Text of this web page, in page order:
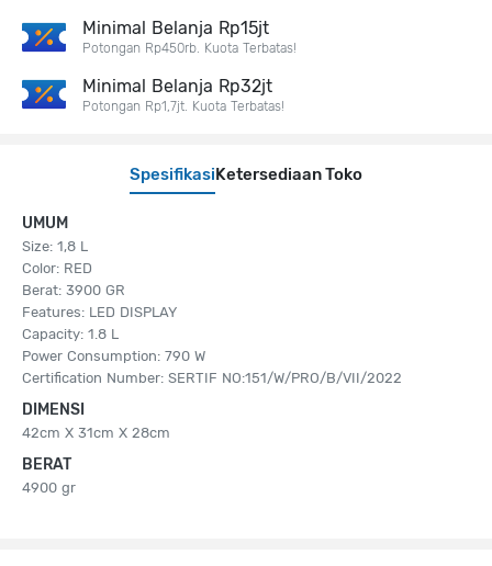
Spesifikasi Ketersediaan Toko
UMUM
Size: 1,8 L
Color: RED
Berat: 3900 GR
Features: LED DISPLAY
Capacity: 1.8 L
Power Consumption: 790 W
Certification Number: SERTIF NO:151/W/PRO/B/VII/2022
DIMENSI
42cm X 31cm X 28cm
BERAT
4900 gr
Minimal Belanja Rp15jt
Potongan Rp450rb. Kuota Terbatas!
Minimal Belanja Rp32jt
Potongan Rp1,7jt. Kuota Terbatas!